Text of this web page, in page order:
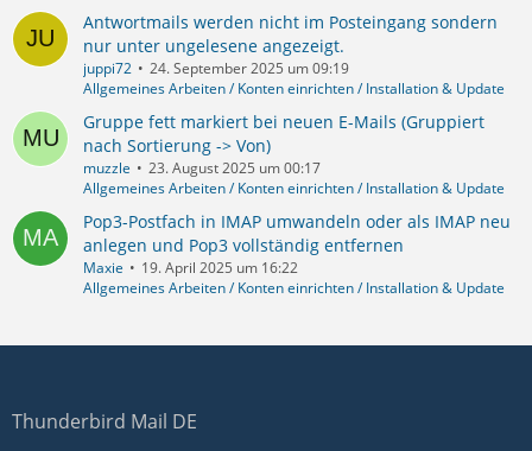
Antwortmails werden nicht im Posteingang sondern
nur unter ungelesene angezeigt.
juppi72
24. September 2025 um 09:19
Allgemeines Arbeiten / Konten einrichten / Installation & Update
Gruppe fett markiert bei neuen E-Mails (Gruppiert
nach Sortierung -> Von)
muzzle
23. August 2025 um 00:17
Allgemeines Arbeiten / Konten einrichten / Installation & Update
Pop3-Postfach in IMAP umwandeln oder als IMAP neu
anlegen und Pop3 vollständig entfernen
Maxie
19. April 2025 um 16:22
Allgemeines Arbeiten / Konten einrichten / Installation & Update
Thunderbird Mail DE